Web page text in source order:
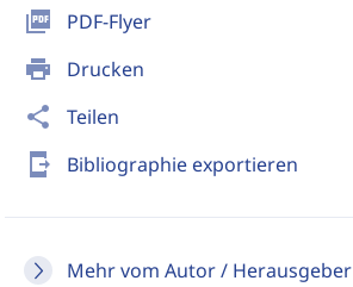
picture_as_pdf PDF-Flyer
print Drucken
share Teilen
send_to_mobile Bibliographie exportieren
Mehr vom Autor / Herausgeber